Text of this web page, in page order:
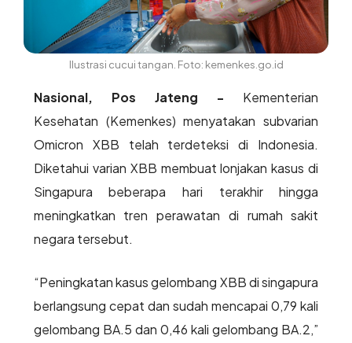
Ilustrasi cucui tangan. Foto: kemenkes.go.id
Nasional, Pos Jateng - Kementerian
Kesehatan (Kemenkes) menyatakan subvarian
Omicron XBB telah terdeteksi di Indonesia.
Diketahui varian XBB membuat lonjakan kasus di
Singapura beberapa hari terakhir hingga
meningkatkan tren perawatan di rumah sakit
negara tersebut.
“Peningkatan kasus gelombang XBB di singapura
berlangsung cepat dan sudah mencapai 0,79 kali
gelombang BA.5 dan 0,46 kali gelombang BA.2,”